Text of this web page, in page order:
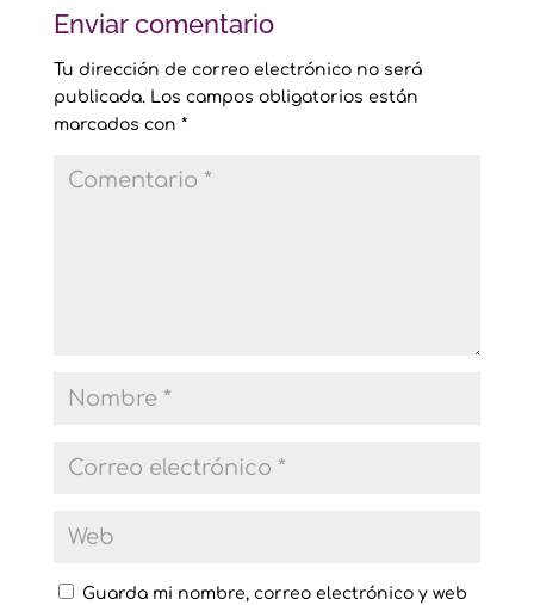
Enviar comentario
Tu dirección de correo electrónico no será
publicada. Los campos obligatorios están
marcados con *
Guarda mi nombre, correo electrónico y web